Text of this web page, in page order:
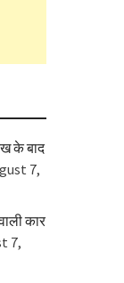
के बाद
7,
कार
7,